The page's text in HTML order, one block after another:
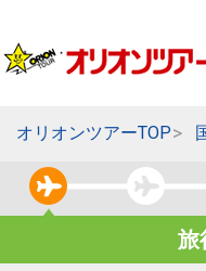
オリオンツアーTOP
旅